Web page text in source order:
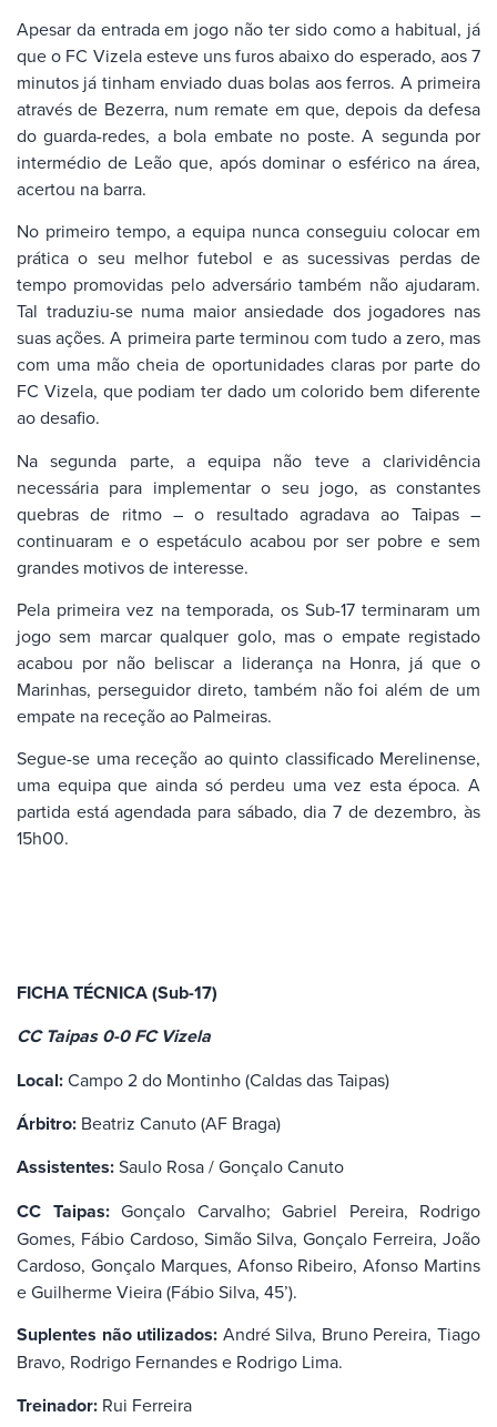
Apesar da entrada em jogo não ter sido como a habitual, já
que o FC Vizela esteve uns furos abaixo do esperado, aos 7
minutos já tinham enviado duas bolas aos ferros. A primeira
através de Bezerra, num remate em que, depois da defesa
do guarda-redes, a bola embate no poste. A segunda por
intermédio de Leão que, após dominar o esférico na área,
acertou na barra.
No primeiro tempo, a equipa nunca conseguiu colocar em
prática o seu melhor futebol e as sucessivas perdas de
tempo promovidas pelo adversário também não ajudaram.
Tal traduziu-se numa maior ansiedade dos jogadores nas
suas ações. A primeira parte terminou com tudo a zero, mas
com uma mão cheia de oportunidades claras por parte do
FC Vizela, que podiam ter dado um colorido bem diferente
ao desafio.
Na segunda parte, a equipa não teve a clarividência
necessária para implementar o seu jogo, as constantes
quebras de ritmo – o resultado agradava ao Taipas –
continuaram e o espetáculo acabou por ser pobre e sem
grandes motivos de interesse.
Pela primeira vez na temporada, os Sub-17 terminaram um
jogo sem marcar qualquer golo, mas o empate registado
acabou por não beliscar a liderança na Honra, já que o
Marinhas, perseguidor direto, também não foi além de um
empate na receção ao Palmeiras.
Segue-se uma receção ao quinto classificado Merelinense,
uma equipa que ainda só perdeu uma vez esta época. A
partida está agendada para sábado, dia 7 de dezembro, às
15h00.
FICHA TÉCNICA (Sub-17)
CC Taipas 0-0 FC Vizela
Local:Campo 2 do Montinho (Caldas das Taipas)
Árbitro: Beatriz Canuto (AF Braga)
Assistentes:Saulo Rosa / Gonçalo Canuto
CC Taipas:Gonçalo Carvalho; Gabriel Pereira, Rodrigo
Gomes, Fábio Cardoso, Simão Silva, Gonçalo Ferreira, João
Cardoso, Gonçalo Marques, Afonso Ribeiro, Afonso Martins
e Guilherme Vieira (Fábio Silva, 45’).
Suplentes não utilizados: André Silva, Bruno Pereira, Tiago
Bravo, Rodrigo Fernandes e Rodrigo Lima.
Treinador: Rui Ferreira